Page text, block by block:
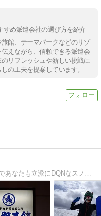
すめ派遣会社の選び方を紹介
館、テーマパークなどのリゾ
えながら、信頼できる派遣会
リフレッシュや新しい挑戦に
の工夫を提案しています。
初心者スノーボーダー必見！これであなたも立派にDQNなスノボちゃんです。